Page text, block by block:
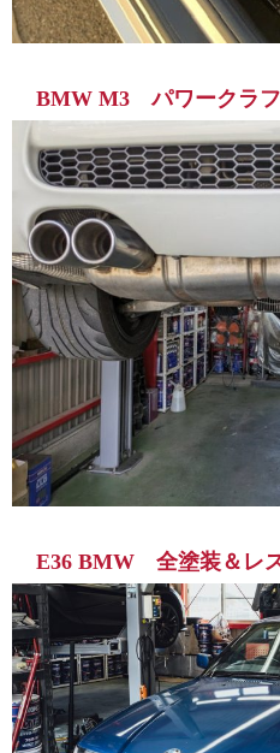
BMW M3 パワークラ
E36 BMW 全塗装＆レ